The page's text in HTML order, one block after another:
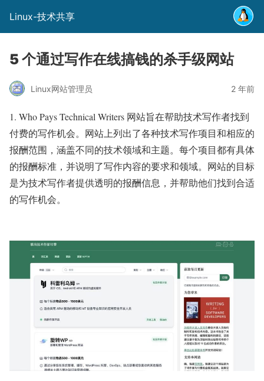
Linux-技术共享
5 个通过写作在线搞钱的杀手级网站
Linux网站管理员 2 年前
1. Who Pays Technical Writers 网站旨在帮助技术写作者找到
付费的写作机会。网站上列出了各种技术写作项目和相应的
报酬范围，涵盖不同的技术领域和主题。每个项目都有具体
的报酬标准，并说明了写作内容的要求和领域。网站的目标
是为技术写作者提供透明的报酬信息，并帮助他们找到合适
的写作机会。